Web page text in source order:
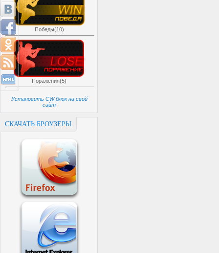
Победы(10)
Поражения(5)
Установить CW блок на свой
сайт
СКАЧАТЬ БРОУЗЕРЫ